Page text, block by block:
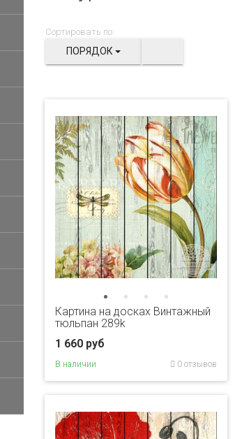
Сортировать по:
ПОРЯДОК
Картина на досках Винтажный
тюльпан 289k
1 660 руб
В наличии 0 отзывов